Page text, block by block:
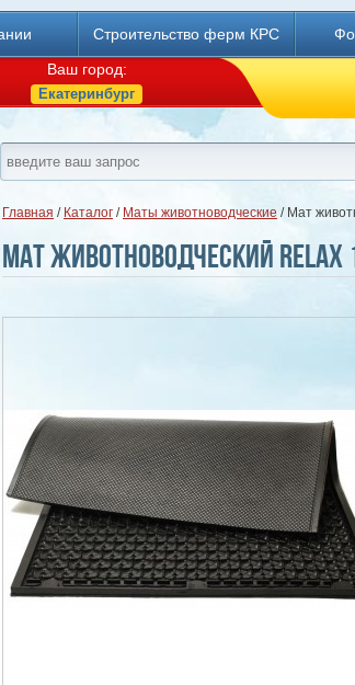
Строительство ферм КРС
Ваш город:
Екатеринбург
Главная / Каталог / Маты животноводческие / Мат
Мат животноводческий